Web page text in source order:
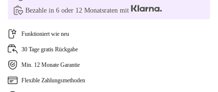
Bezahle in 6 oder 12 Monatsraten mit
Funktioniert wie neu
30 Tage gratis Rückgabe
Min. 12 Monate Garantie
Flexible Zahlungsmethoden